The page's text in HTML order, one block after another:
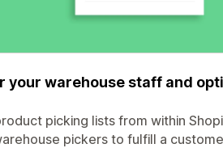
warehouse staff and
picking lists from within
pickers to fulfill a